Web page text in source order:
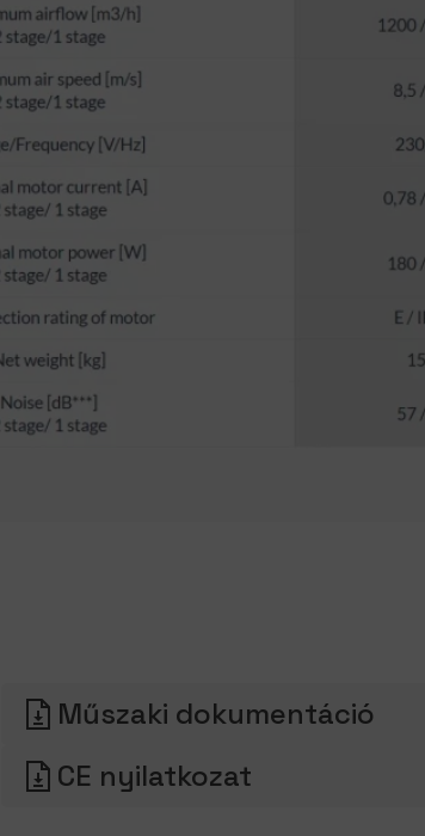
Műszaki dokumentáció
CE nyilatkozat